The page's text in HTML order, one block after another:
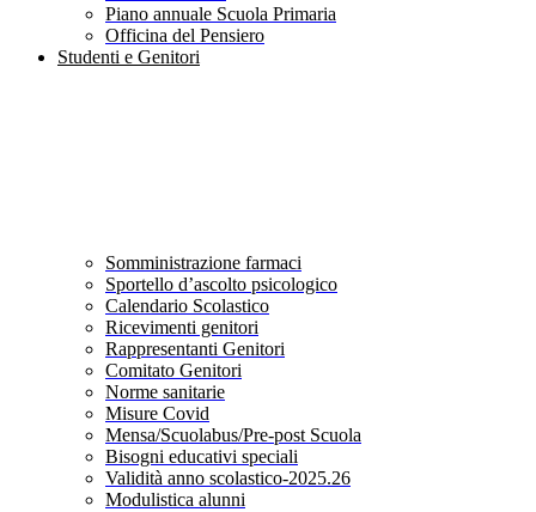
Piano annuale Scuola Primaria
Officina del Pensiero
Studenti e Genitori
Somministrazione farmaci
Sportello d’ascolto psicologico
Calendario Scolastico
Ricevimenti genitori
Rappresentanti Genitori
Comitato Genitori
Norme sanitarie
Misure Covid
Mensa/Scuolabus/Pre-post Scuola
Bisogni educativi speciali
Validità anno scolastico-2025.26
Modulistica alunni